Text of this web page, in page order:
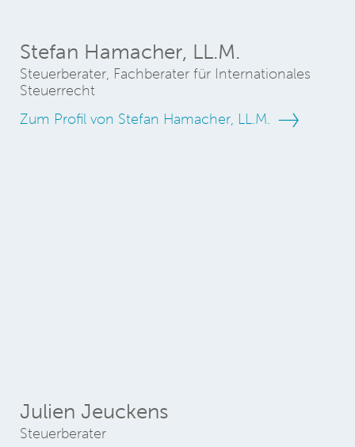
Stefan Hamacher, LL.M.
Steuerberater, Fachberater für Internationales
Steuerrecht
Zum Profil von Stefan Hamacher, LL.M.
Julien Jeuckens
Steuerberater